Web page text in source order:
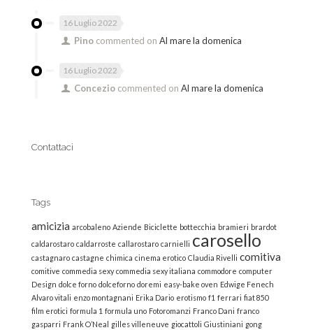
16 Luglio 2022
Pino commented onAl mare la domenica
16 Luglio 2022
Concezio commented onAl mare la domenica
Contattaci
Tags
amicizia arcobaleno Aziende Biciclette bottecchia bramieri brardot
caldarostaro caldarroste callarostaro carnielli carosello
castagnaro castagne chimica cinema erotico Claudia Rivelli comitiva
comitive commedia sexy commedia sexy italiana commodore computer
Design dolce forno dolceforno doremi easy-bake oven Edwige Fenech
Alvaro vitali enzo montagnani Erika Dario erotismo f1 ferrari fiat 850
film erotici formula 1 formula uno Fotoromanzi Franco Dani franco
gasparri Frank O’Neal gilles villeneuve giocattoli Giustiniani gong